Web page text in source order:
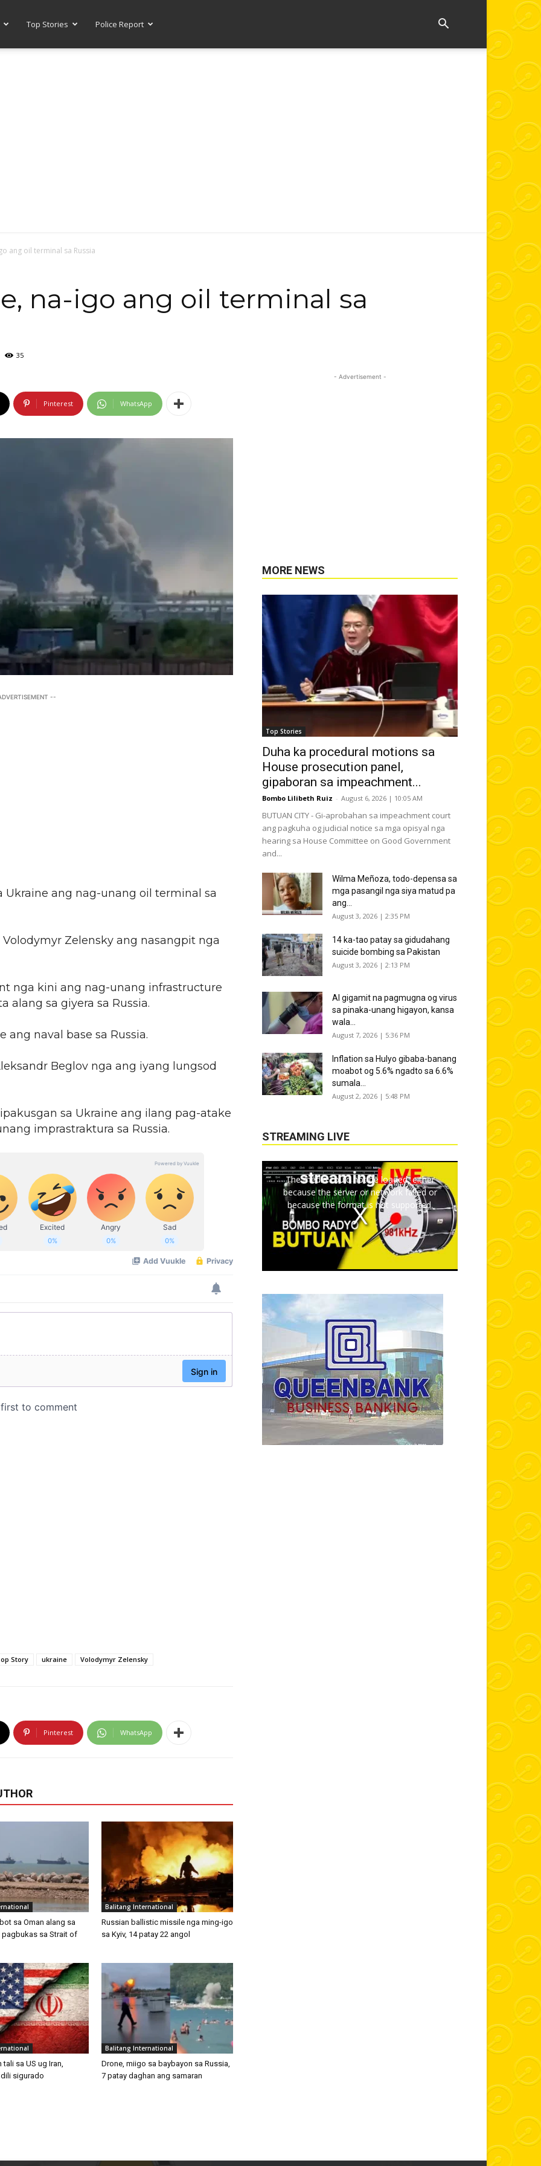
Top Stories Police Report
ang oil terminal sa Russia
na-igo ang oil terminal sa
35
Pinterest WhatsApp
--
Ukraine ang nag-unang oil terminal sa
Zelensky ang nasangpit nga
nga kini ang nag-unang infrastructure
alang sa giyera sa Russia.
ang naval base sa Russia.
Beglov nga ang iyang lungsod
sa Ukraine ang ilang pag-atake
imprastraktura sa Russia.
Story ukraine Volodymyr Zelensky
Pinterest WhatsApp
sa Oman alang sa
sa Strait of
Balitang International
Russian ballistic missile nga ming-igo
sa Kyiv, 14 patay 22 angol
sa US ug Iran,
sigurado
Balitang International
Drone, miigo sa baybayon sa Russia,
7 patay daghan ang samaran
- Advertisement -
MORE NEWS
Top Stories
Duha ka procedural motions sa
House prosecution panel,
gipaboran sa impeachment...
Bombo Lilibeth Ruiz - August 6, 2026 | 10:05 AM
BUTUAN CITY - Gi-aprobahan sa impeachment court
ang pagkuha og judicial notice sa mga opisyal nga
hearing sa House Committee on Good Government
and...
Wilma Meñoza, todo-depensa sa
mga pasangil nga siya matud pa
ang...
August 3, 2026 | 2:35 PM
14 ka-tao patay sa gidudahang
suicide bombing sa Pakistan
August 3, 2026 | 2:13 PM
AI gigamit na pagmugna og virus
sa pinaka-unang higayon, kansa
wala...
August 7, 2026 | 5:36 PM
Inflation sa Hulyo gibaba-banang
moabot og 5.6% ngadto sa 6.6%
sumala...
August 2, 2026 | 5:48 PM
STREAMING LIVE
The media could not be loaded, either
because the server or network failed or
because the format is not supported.